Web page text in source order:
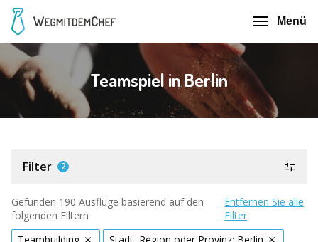
Menü
Teamspiel in Berlin
Filter 2
Gefunden 190 Ausflüge basierend auf den
folgenden Filtern
Entfernen Sie alle
Filter